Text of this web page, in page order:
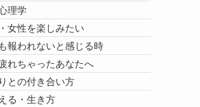
理学
女性を楽しみたい
報われないと感じる時
れちゃったあなたへ
との付き合い方
る・生き方